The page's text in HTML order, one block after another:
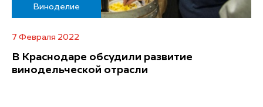
Виноделие
7 Февраля 2022
В Краснодаре обсудили развитие
винодельческой отрасли